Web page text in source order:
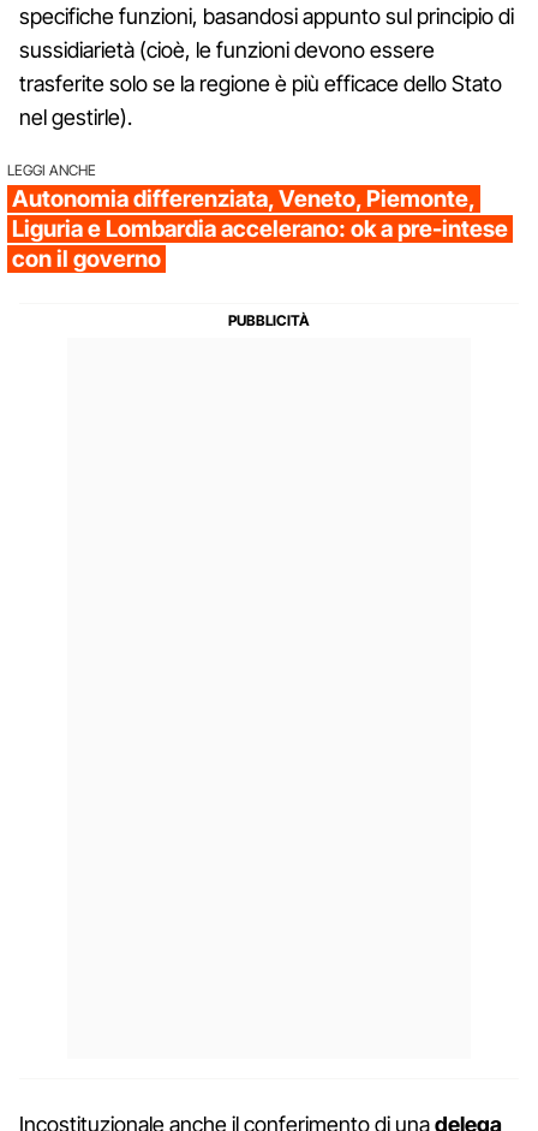
specifiche funzioni, basandosi appunto sul principio di
sussidiarietà (cioè, le funzioni devono essere
trasferite solo se la regione è più efficace dello Stato
nel gestirle).
LEGGI ANCHE
Autonomia differenziata, Veneto, Piemonte,
Liguria e Lombardia accelerano: ok a pre-intese
con il governo
Incostituzionale anche il conferimento di unadelega